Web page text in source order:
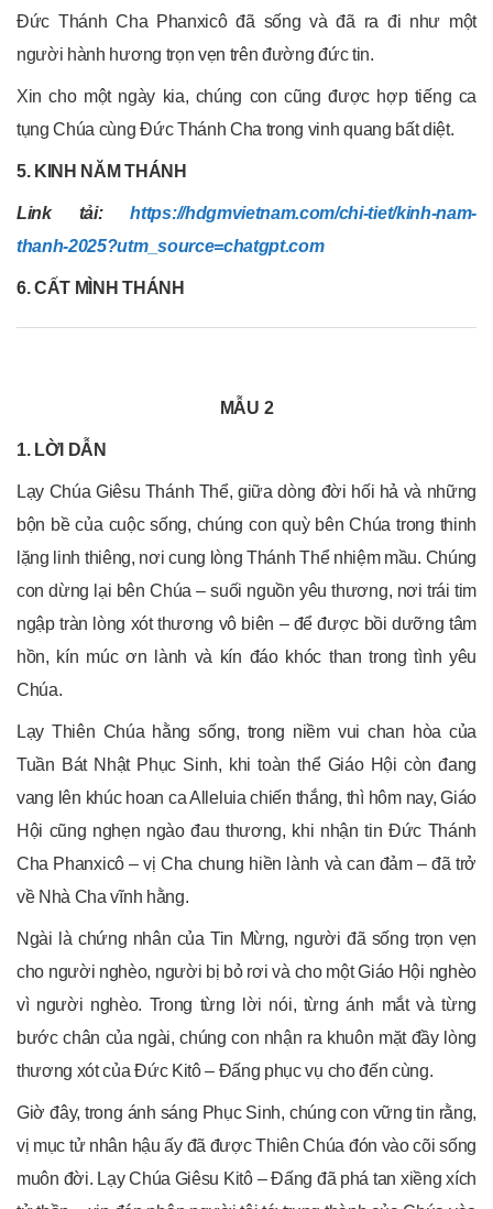
Đức Thánh Cha Phanxicô đã sống và đã ra đi như một
người hành hương trọn vẹn trên đường đức tin.
Xin cho một ngày kia, chúng con cũng được hợp tiếng ca
tụng Chúa cùng Đức Thánh Cha trong vinh quang bất diệt.
5. KINH NĂM THÁNH
Link tải:https://hdgmvietnam.com/chi-tiet/kinh-nam-
thanh-2025?utm_source=chatgpt.com
6. CẤT MÌNH THÁNH
MẪU 2
1. LỜI DẪN
Lạy Chúa Giêsu Thánh Thể, giữa dòng đời hối hả và những
bộn bề của cuộc sống, chúng con quỳ bên Chúa trong thinh
lặng linh thiêng, nơi cung lòng Thánh Thể nhiệm mầu. Chúng
con dừng lại bên Chúa – suối nguồn yêu thương, nơi trái tim
ngập tràn lòng xót thương vô biên – để được bồi dưỡng tâm
hồn, kín múc ơn lành và kín đáo khóc than trong tình yêu
Chúa.
Lạy Thiên Chúa hằng sống, trong niềm vui chan hòa của
Tuần Bát Nhật Phục Sinh, khi toàn thể Giáo Hội còn đang
vang lên khúc hoan ca Alleluia chiến thắng, thì hôm nay, Giáo
Hội cũng nghẹn ngào đau thương, khi nhận tin Đức Thánh
Cha Phanxicô – vị Cha chung hiền lành và can đảm – đã trở
về Nhà Cha vĩnh hằng.
Ngài là chứng nhân của Tin Mừng, người đã sống trọn vẹn
cho người nghèo, người bị bỏ rơi và cho một Giáo Hội nghèo
vì người nghèo. Trong từng lời nói, từng ánh mắt và từng
bước chân của ngài, chúng con nhận ra khuôn mặt đầy lòng
thương xót của Đức Kitô – Đấng phục vụ cho đến cùng.
Giờ đây, trong ánh sáng Phục Sinh, chúng con vững tin rằng,
vị mục tử nhân hậu ấy đã được Thiên Chúa đón vào cõi sống
muôn đời. Lạy Chúa Giêsu Kitô – Đấng đã phá tan xiềng xích